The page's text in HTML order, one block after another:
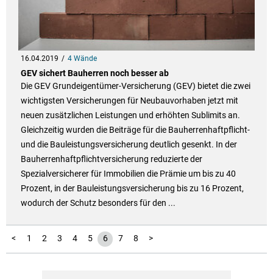
16.04.2019 4 Wände
GEV sichert Bauherren noch besser ab
Die GEV Grundeigentümer-Versicherung (GEV) bietet die zwei
wichtigsten Versicherungen für Neubauvorhaben jetzt mit
neuen zusätzlichen Leistungen und erhöhten Sublimits an.
Gleichzeitig wurden die Beiträge für die Bauherrenhaftpflicht-
und die Bauleistungsversicherung deutlich gesenkt. In der
Bauherrenhaftpflichtversicherung reduzierte der
Spezialversicherer für Immobilien die Prämie um bis zu 40
Prozent, in der Bauleistungsversicherung bis zu 16 Prozent,
wodurch der Schutz besonders für den ...
< 1 2 3 4 5 6 7 8 >